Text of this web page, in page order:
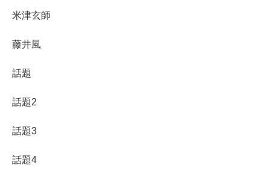
米津玄師
藤井風
話題
話題2
話題3
話題4